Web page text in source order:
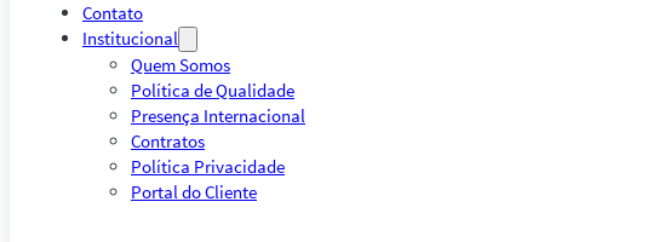
Contato
Institucional
Quem Somos
Política de Qualidade
Presença Internacional
Contratos
Política Privacidade
Portal do Cliente